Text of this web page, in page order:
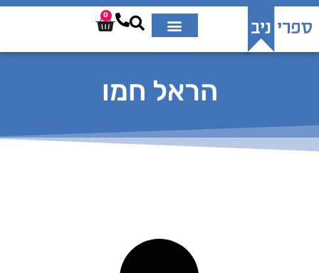
0
הראל חמו